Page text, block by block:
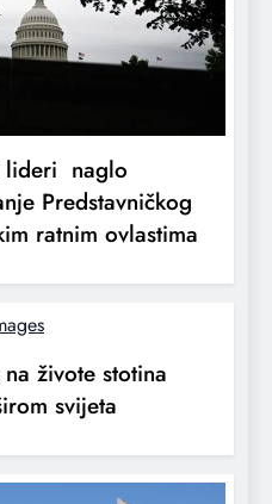
lideri naglo
Predstavničkog
ratnim ovlastima
živote stotina
svijeta